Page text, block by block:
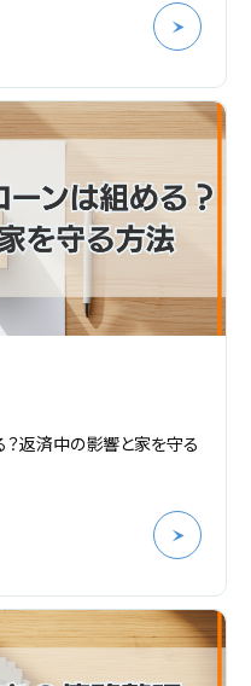
返済中の影響と家を守る